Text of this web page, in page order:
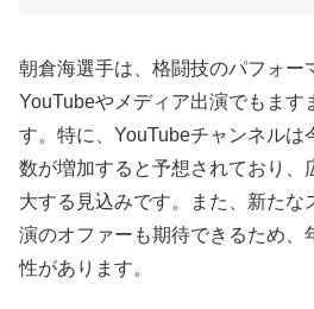
朝倉海選手は、格闘技のパフォー
YouTubeやメディア出演でもます
す。特に、YouTubeチャンネルは
数が増加すると予想されており、
大する見込みです。また、新たな
演のオファーも期待できるため、
性があります。